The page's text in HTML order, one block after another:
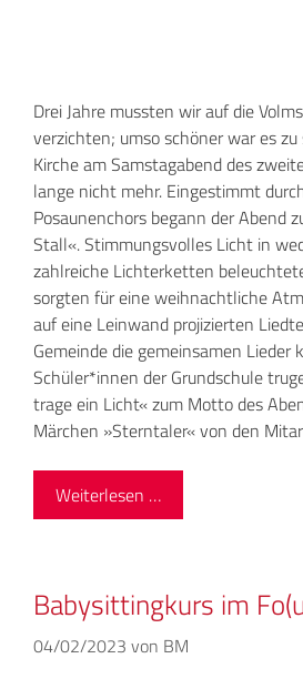
Drei Jahre mussten wir auf die
verzichten; umso schöner war es
Kirche am Samstagabend des
lange nicht mehr. Eingestimmt
Posaunenchors begann der Abend
Stall«. Stimmungsvolles Licht in
zahlreiche Lichterketten
sorgten für eine weihnachtliche
auf eine Leinwand projizierten
Gemeinde die gemeinsamen Lieder
Schüler*innen der Grundschule
trage ein Licht« zum Motto des
Märchen »Sterntaler« von den
Weiterlesen …
Babysittingkurs im
04/02/2023 von BM